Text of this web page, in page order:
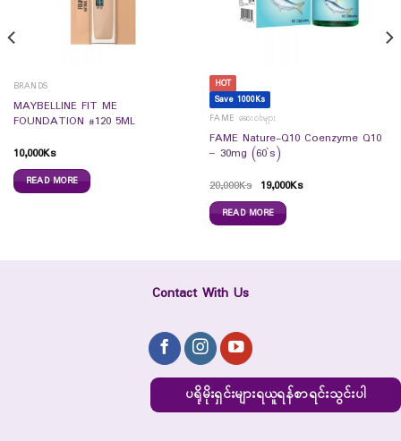
BRANDS
MAYBELLINE FIT ME
FOUNDATION #120 5ML
10,000Ks
READ MORE
HOT
Save 1000Ks
FAME ဆေးဝါးများ
FAME Nature-Q10 Coenzyme Q10
– 30mg (60`s)
20,000Ks 19,000Ks
READ MORE
Contact With Us
ပရိုမိုးရှင်းများရယူရန်စာရင်းသွင်းပါ